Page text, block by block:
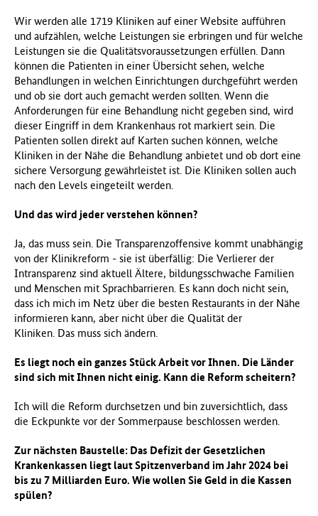
Wir werden alle 1719 Kliniken auf einer Website aufführen
und aufzählen, welche Leistungen sie erbringen und für welche
Leistungen sie die Qualitätsvoraussetzungen erfüllen. Dann
können die Patienten in einer Übersicht sehen, welche
Behandlungen in welchen Einrichtungen durchgeführt werden
und ob sie dort auch gemacht werden sollten. Wenn die
Anforderungen für eine Behandlung nicht gegeben sind, wird
dieser Eingriff in dem Krankenhaus rot markiert sein. Die
Patienten sollen direkt auf Karten suchen können, welche
Kliniken in der Nähe die Behandlung anbietet und ob dort eine
sichere Versorgung gewährleistet ist. Die Kliniken sollen auch
nach den Levels eingeteilt werden.
Und das wird jeder verstehen können?
Ja, das muss sein. Die Transparenzoffensive kommt unabhängig
von der Klinikreform - sie ist überfällig: Die Verlierer der
Intransparenz sind aktuell Ältere, bildungsschwache Familien
und Menschen mit Sprachbarrieren. Es kann doch nicht sein,
dass ich mich im Netz über die besten Restaurants in der Nähe
informieren kann, aber nicht über die Qualität der
Kliniken. Das muss sich ändern.
Es liegt noch ein ganzes Stück Arbeit vor Ihnen. Die Länder
sind sich mit Ihnen nicht einig. Kann die Reform scheitern?
Ich will die Reform durchsetzen und bin zuversichtlich, dass
die Eckpunkte vor der Sommerpause beschlossen werden.
Zur nächsten Baustelle: Das Defizit der Gesetzlichen
Krankenkassen liegt laut Spitzenverband im Jahr 2024 bei
bis zu 7 Milliarden Euro. Wie wollen Sie Geld in die Kassen
spülen?